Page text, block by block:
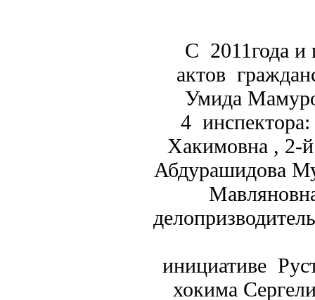
С 2011года и
актов
Умида
4
Хакимовна , 2-
Абдурашидова
инициативе
хокима